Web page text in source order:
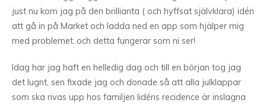
just nu kom jag på den brillianta ( och hyffsat självklara) idén
att gå in på Market och ladda ned en app som hjälper mig
med problemet..och detta fungerar som ni ser!
Idag har jag haft en helledig dag och till en början tog jag
det lugnt, sen fixade jag och donade så att alla julklappar
som ska rivas upp hos familjen lidéns recidence är inslagna